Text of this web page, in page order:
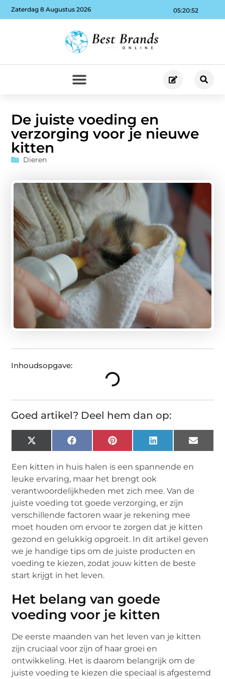
05:20:52
Zaterdag 8 Augustus 2026
De juiste voeding en
verzorging voor je nieuwe
kitten
Dieren
Inhoudsopgave:
Goed artikel? Deel hem dan op:
X
(Twitter)
FacebookPinterest LinkedIn Email
Een kitten in huis halen is een spannende en
leuke ervaring, maar het brengt ook
verantwoordelijkheden met zich mee. Van de
juiste voeding tot goede verzorging, er zijn
verschillende factoren waar je rekening mee
moet houden om ervoor te zorgen dat je kitten
gezond en gelukkig opgroeit. In dit artikel geven
we je handige tips om de juiste producten en
voeding te kiezen, zodat jouw kitten de beste
start krijgt in het leven.
Het belang van goede
voeding voor je kitten
De eerste maanden van het leven van je kitten
zijn cruciaal voor zijn of haar groei en
ontwikkeling. Het is daarom belangrijk om de
juiste voeding te kiezen die speciaal is afgestemd